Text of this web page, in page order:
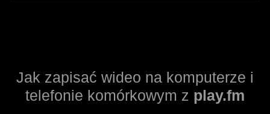
Jak zapisać wideo na komputerze i
telefonie komórkowym z play.fm